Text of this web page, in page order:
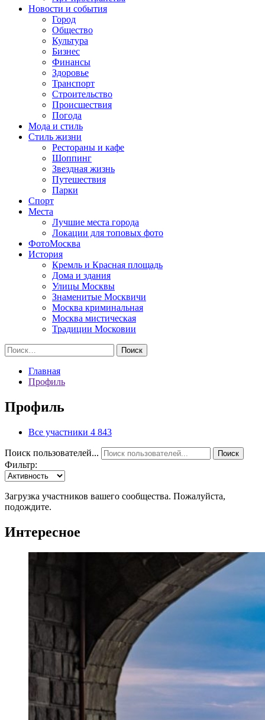
Новости и события
Город
Общество
Культура
Бизнес
Финансы
Здоровье
Транспорт
Строительство
Происшествия
Погода
Мода и стиль
Стиль жизни
Рестораны и кафе
Шоппинг
Звездная жизнь
Путешествия
Парки
Спорт
Места
Лучшие места города
Локации для топовых фото
ФотоМосква
История
Кремль и Красная площадь
Дома и здания
Улицы Москвы
Знаменитые Москвичи
Москва криминальная
Москва мистическая
Традиции Московии
Найти:
Главная
Профиль
Профиль
Все участники 4 843
Поиск пользователей... Поиск
Фильтр:
Загрузка участников вашего сообщества. Пожалуйста,
подождите.
Интересное